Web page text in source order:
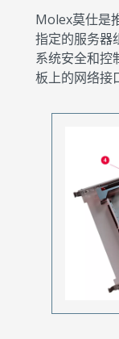
Molex莫仕是
指定的服务器
系统安全和控
板上的网络接